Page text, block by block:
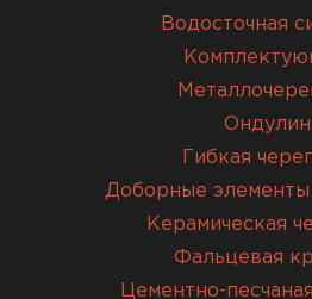
Водосточная
Ондулин
Гибкая
Доборные элементы
Керамическая
Фальцевая
Цементно-